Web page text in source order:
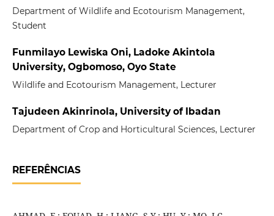
Department of Wildlife and Ecotourism Management,
Student
Funmilayo Lewiska Oni, Ladoke Akintola
University, Ogbomoso, Oyo State
Wildlife and Ecotourism Management, Lecturer
Tajudeen Akinrinola, University of Ibadan
Department of Crop and Horticultural Sciences, Lecturer
REFERÊNCIAS